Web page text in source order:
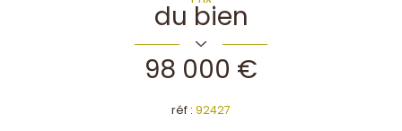
du bien
98 000 €
réf : 92427